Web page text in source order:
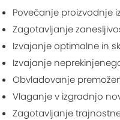
Povečanje proizvodnje
Zagotavljanje
Izvajanje optimalne in
Izvajanje
Obvladovanje
Vlaganje v izgradnjo
Zagotavljanje